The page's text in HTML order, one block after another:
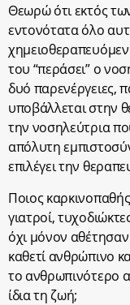
Θεωρώ ότι εκτός
εντονότατα όλο
του “περάσει” ο
δυό παρενέργειες,
υποβάλλεται στην
την νοσηλεύτρια
απόλυτη
επιλέγει την
Ποιος
γιατροί,
όχι μόνον
καθετί ανθρώπινο
το ανθρωπινότερο
ίδια τη ζωή;